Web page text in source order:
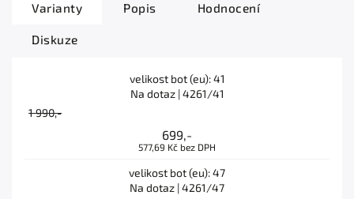
Varianty Popis Hodnocení
Diskuze
velikost bot (eu): 41
Na dotaz | 4261/41
1 990,-
699,-
577,69 Kč bez DPH
velikost bot (eu): 47
Na dotaz | 4261/47